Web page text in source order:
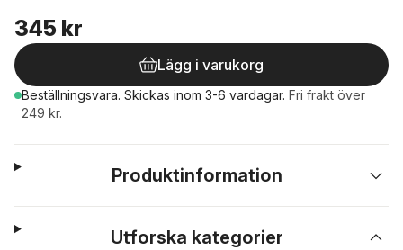
345 kr
Lägg i varukorg
Beställningsvara. Skickas inom 3-6 vardagar. Fri frakt över
249 kr.
Produktinformation
Utforska kategorier